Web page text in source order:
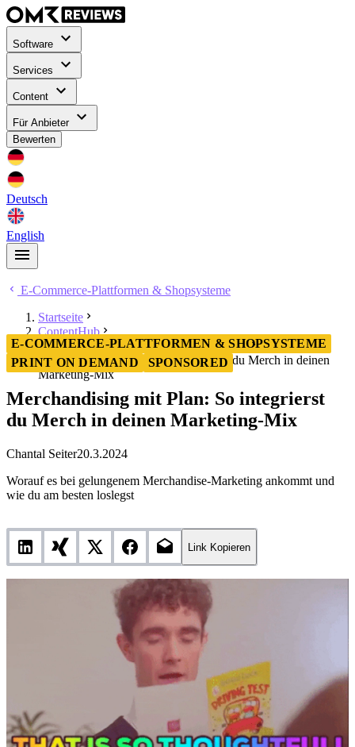
Software
Services
Content
Für Anbieter
Bewerten
Deutsch
English
E-Commerce-Plattformen & Shopsysteme
Startseite
ContentHub
E-Commerce-Plattformen & Shopsysteme
Merchandising mit Plan: So integrierst du Merch in deinen
Marketing-Mix
E-COMMERCE-PLATTFORMEN & SHOPSYSTEME
PRINT ON DEMAND
SPONSORED
Merchandising mit Plan: So integrierst
du Merch in deinen Marketing-Mix
Chantal Seiter20.3.2024
Worauf es bei gelungenem Merchandise-Marketing ankommt und
wie du am besten loslegst
Link Kopieren